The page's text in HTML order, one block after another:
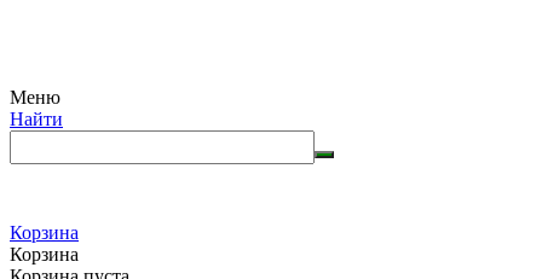
Меню
Найти
Корзина
Корзина